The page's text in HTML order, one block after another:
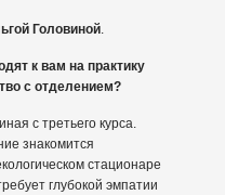
Головиной.
к вам на практику
с отделением?
с третьего курса.
знакомится
стационаре
глубокой эмпатии